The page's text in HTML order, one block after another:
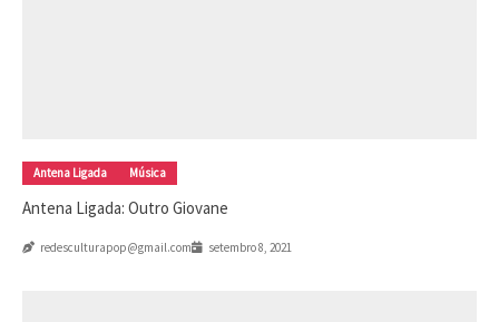
Antena Ligada Música
Antena Ligada: Outro Giovane
redesculturapop@gmail.com setembro 8, 2021